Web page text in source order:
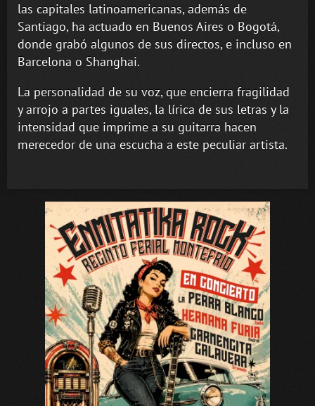
las capitales latinoamericanas, además de
Santiago, ha actuado en Buenos Aires o Bogotá,
donde grabó algunos de sus directos, e incluso en
Barcelona o Shanghai.
La personalidad de su voz, que encierra fragilidad
y arrojo a partes iguales, la lírica de sus letras y la
intensidad que imprime a su guitarra hacen
merecedor de una escucha a este peculiar artista.